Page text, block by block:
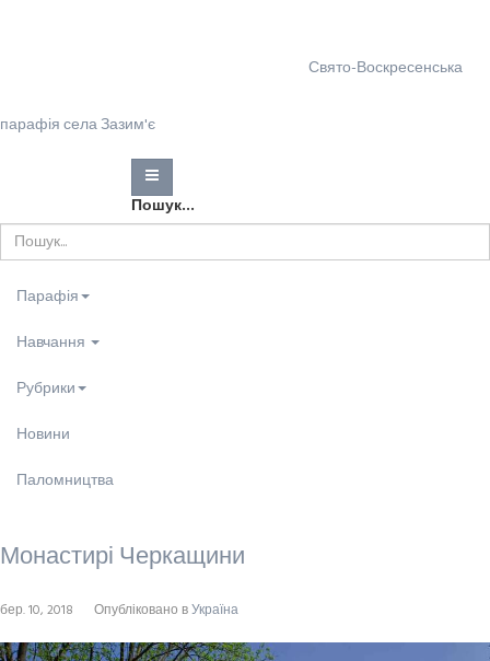
Свято-Воскресенська
парафія села Зазим'є
Пошук...
Парафія
Навчання
Рубрики
Новини
Паломництва
Монастирі Черкащини
бер. 10, 2018 Опубліковано вУкраїна